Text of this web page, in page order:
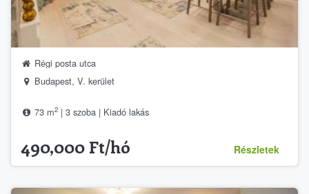
Régi posta utca
Budapest, V. kerület
73 m2 | 3 szoba | Kiadó lakás
490,000 Ft/hó Részletek